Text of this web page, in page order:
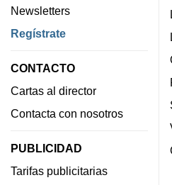
Newsletters
Regístrate
CONTACTO
Cartas al director
Contacta con nosotros
PUBLICIDAD
Tarifas publicitarias